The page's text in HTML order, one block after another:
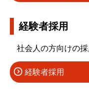
経験者採用
社会人の方向けの採
経験者採用